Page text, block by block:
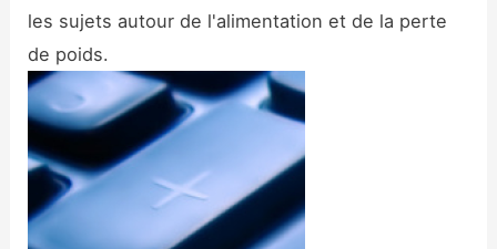
les sujets autour de l'alimentation et de la perte
de poids.